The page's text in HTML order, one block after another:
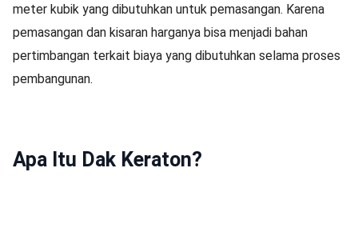
meter kubik yang dibutuhkan untuk pemasangan. Karena
pemasangan dan kisaran harganya bisa menjadi bahan
pertimbangan terkait biaya yang dibutuhkan selama proses
pembangunan.
Apa Itu Dak Keraton?